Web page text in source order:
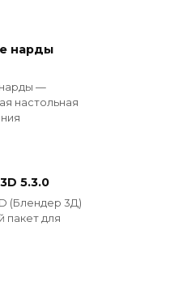
нарды
—
настольная
5.3.0
(Блендер 3Д)
для